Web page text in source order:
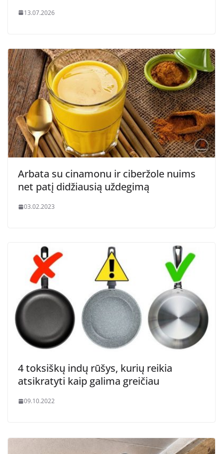
13.07.2026
Arbata su cinamonu ir ciberžole nuims
net patį didžiausią uždegimą
03.02.2023
4 toksiškų indų rūšys, kurių reikia
atsikratyti kaip galima greičiau
09.10.2022